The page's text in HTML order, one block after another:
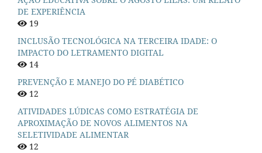
DE EXPERIÊNCIA
19
INCLUSÃO TECNOLÓGICA NA TERCEIRA IDADE: O
IMPACTO DO LETRAMENTO DIGITAL
14
PREVENÇÃO E MANEJO DO PÉ DIABÉTICO
12
ATIVIDADES LÚDICAS COMO ESTRATÉGIA DE
APROXIMAÇÃO DE NOVOS ALIMENTOS NA
SELETIVIDADE ALIMENTAR
12